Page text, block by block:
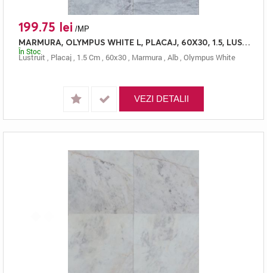
199.75 lei /MP
MARMURA, OLYMPUS WHITE L, PLACAJ, 60X30, 1.5, LUSTRUIT
Lustruit , Placaj, 1.5 Cm, 60x30, Marmura, Alb, Olympus White
În Stoc
VEZI DETALII